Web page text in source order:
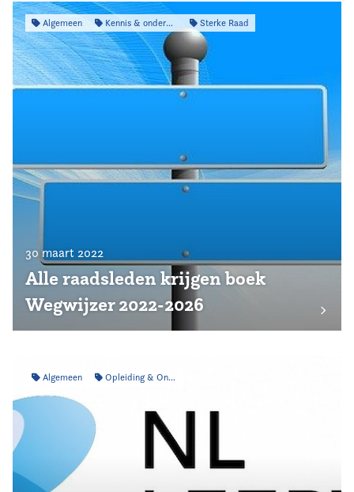
Algemeen Kennis & onderzoek Sterke Raad
30 maart 2022
Alle raadsleden krijgen boek
Wegwijzer 2022-2026
Algemeen Opleiding & Ontwikkeling